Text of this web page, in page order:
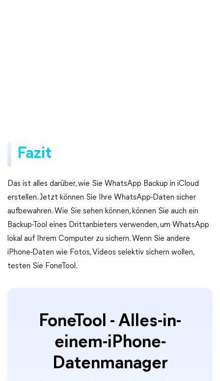
Fazit
Das ist alles darüber, wie Sie WhatsApp Backup in iCloud
erstellen. Jetzt können Sie Ihre WhatsApp-Daten sicher
aufbewahren. Wie Sie sehen können, können Sie auch ein
Backup-Tool eines Drittanbieters verwenden, um WhatsApp
lokal auf Ihrem Computer zu sichern. Wenn Sie andere
iPhone-Daten wie Fotos, Videos selektiv sichern wollen,
testen Sie FoneTool.
FoneTool - Alles-in-
einem-iPhone-
Datenmanager